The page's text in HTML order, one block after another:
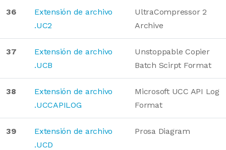
36
Extensión de archivo
.UC2
UltraCompressor 2
Archive
37
Extensión de archivo
.UCB
Unstoppable Copier
Batch Scirpt Format
38
Extensión de archivo
.UCCAPILOG
Microsoft UCC API Log
Format
39
Extensión de archivo
.UCD
Prosa Diagram